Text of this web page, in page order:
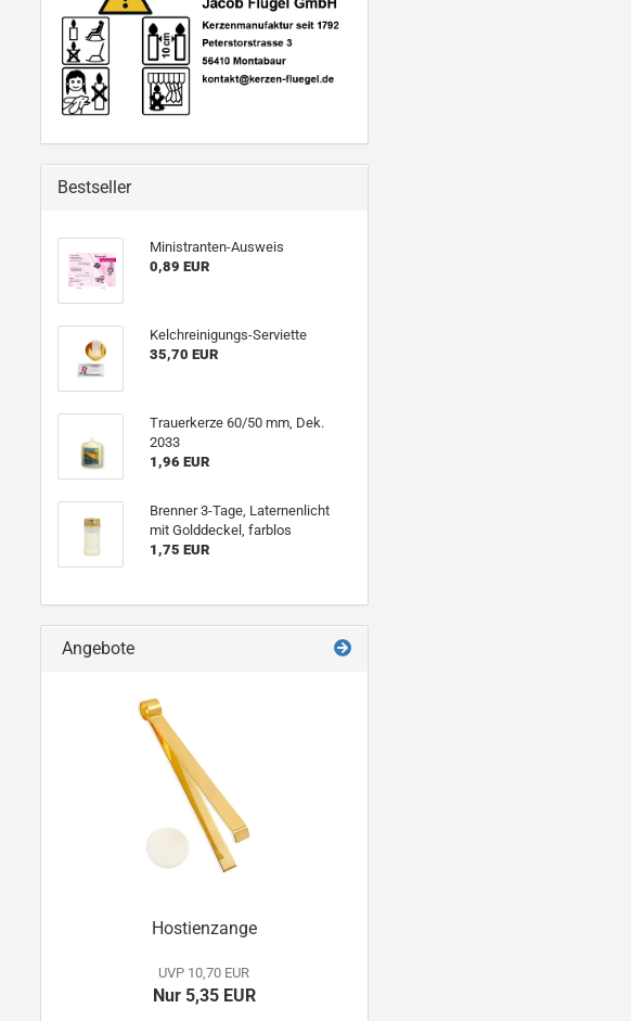
Bestseller
Ministranten-Ausweis
0,89 EUR
Kelchreinigungs-Serviette
35,70 EUR
Trauerkerze 60/50 mm, Dek.
2033
1,96 EUR
Brenner 3-Tage, Laternenlicht
mit Golddeckel, farblos
1,75 EUR
Angebote
Hostienzange
UVP 10,70 EUR
Nur 5,35 EUR